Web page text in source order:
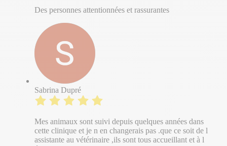
Des personnes attentionnées et rassurantes
Sabrina Dupré
Mes animaux sont suivi depuis quelques années dans
cette clinique et je n en changerais pas .que ce soit de l
assistante au vétérinaire ,ils sont tous accueillant et à l